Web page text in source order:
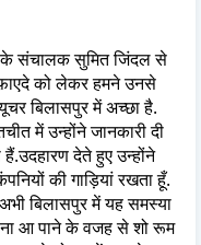
के संचालक सुमित जिंदल से
को लेकर हमने उनसे
बिलासपुर में अच्छा है.
में उन्होंने जानकारी दी
देते हुए उन्होंने
की गाड़ियां रखता हूँ.
बिलासपुर में यह समस्या
आ पाने के वजह से शो रूम